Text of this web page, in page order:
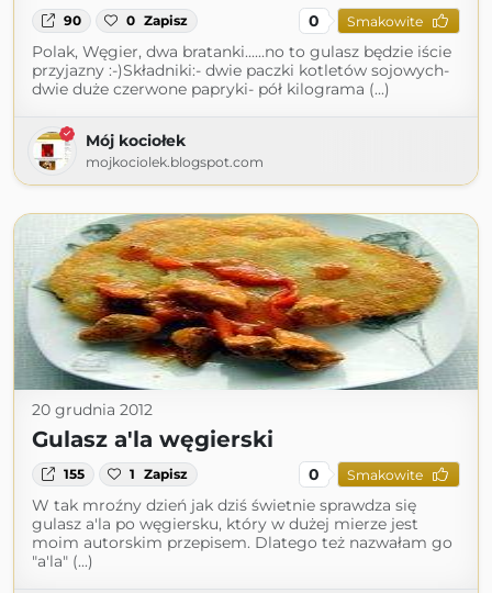
90 0 Zapisz 0 Smakowite
Polak, Węgier, dwa bratanki......no to gulasz będzie iście
przyjazny :-)Składniki:- dwie paczki kotletów sojowych-
dwie duże czerwone papryki- pół kilograma (...)
Mój kociołek
mojkociolek.blogspot.com
20 grudnia 2012
Gulasz a'la węgierski
155 1 Zapisz 0 Smakowite
W tak mroźny dzień jak dziś świetnie sprawdza się
gulasz a'la po węgiersku, który w dużej mierze jest
moim autorskim przepisem. Dlatego też nazwałam go
"a'la" (...)